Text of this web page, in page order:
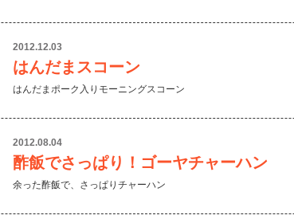
2012.12.03
はんだまスコーン
はんだまポーク入りモーニングスコーン
2012.08.04
酢飯でさっぱり！ゴーヤチャーハン
余った酢飯で、さっぱりチャーハン